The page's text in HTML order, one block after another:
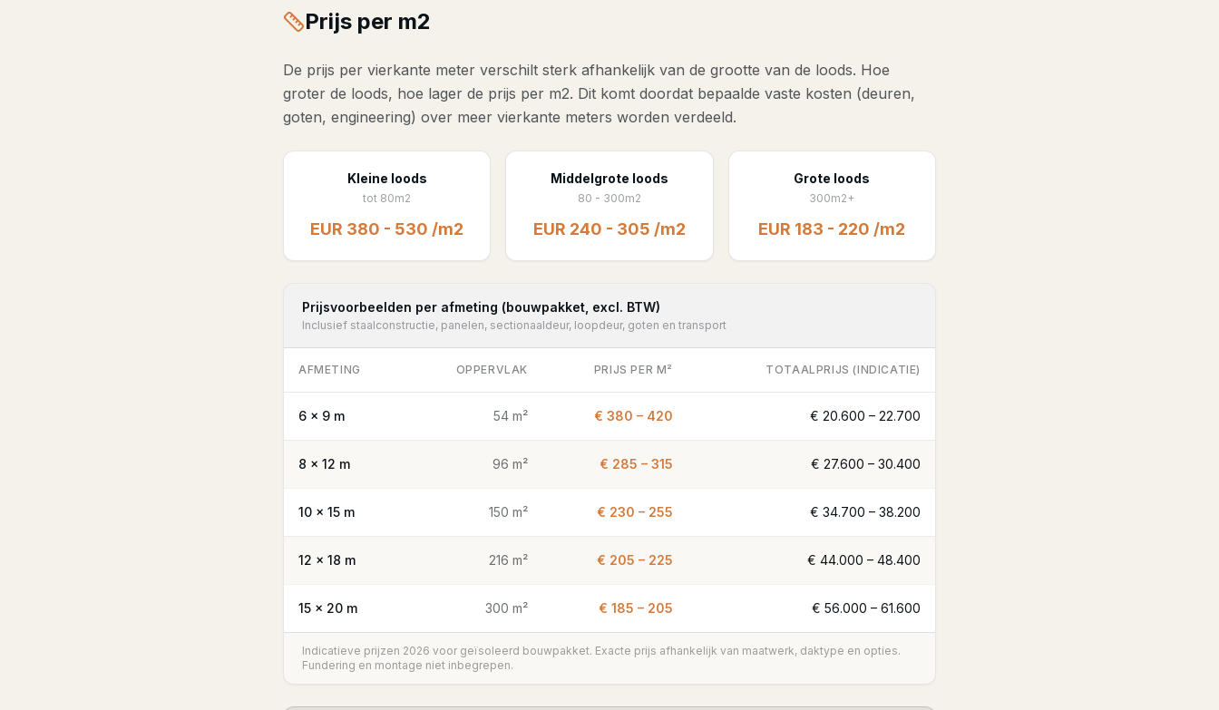
Prijs per m2
De prijs per vierkante meter verschilt sterk afhankelijk van de grootte van de loods. Hoe
groter de loods, hoe lager de prijs per m2. Dit komt doordat bepaalde vaste kosten (deuren,
goten, engineering) over meer vierkante meters worden verdeeld.
Kleine loods
tot 80m2
EUR 380 - 530 /m2
Middelgrote loods
80 - 300m2
EUR 240 - 305 /m2
Grote loods
300m2+
EUR 183 - 220 /m2
Prijsvoorbeelden per afmeting (bouwpakket, excl. BTW)
Inclusief staalconstructie, panelen, sectionaaldeur, loopdeur, goten en transport
AFMETING OPPERVLAK PRIJS PER M² TOTAALPRIJS (INDICATIE)
6 × 9 m 54 m² € 380 – 420 € 20.600 – 22.700
8 × 12 m 96 m² € 285 – 315 € 27.600 – 30.400
10 × 15 m 150 m² € 230 – 255 € 34.700 – 38.200
12 × 18 m 216 m² € 205 – 225 € 44.000 – 48.400
15 × 20 m 300 m² € 185 – 205 € 56.000 – 61.600
Indicatieve prijzen 2026 voor geïsoleerd bouwpakket. Exacte prijs afhankelijk van maatwerk, daktype en opties.
Fundering en montage niet inbegrepen.